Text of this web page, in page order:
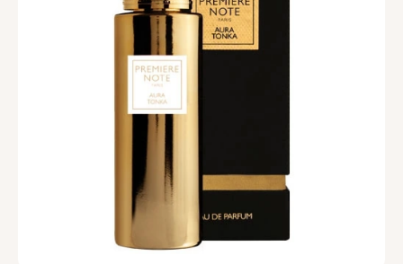
Versace
Vertus
Victoria's
Secret
VIKTOR
& ROLF
VILHELM